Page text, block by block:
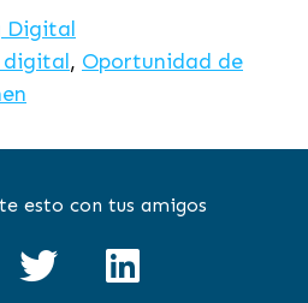
Digital
digital, Oportunidad de
esto con tus amigos